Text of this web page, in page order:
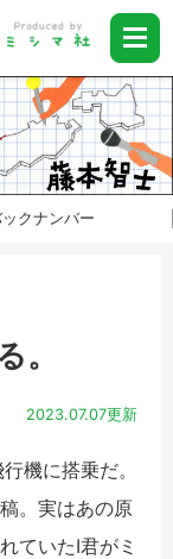
クナンバー
。
2023.07.07更新
機に搭乗だ。
。実はあの原
ていたI君がミ